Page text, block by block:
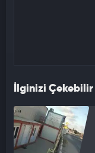
İlginizi Çekebilir